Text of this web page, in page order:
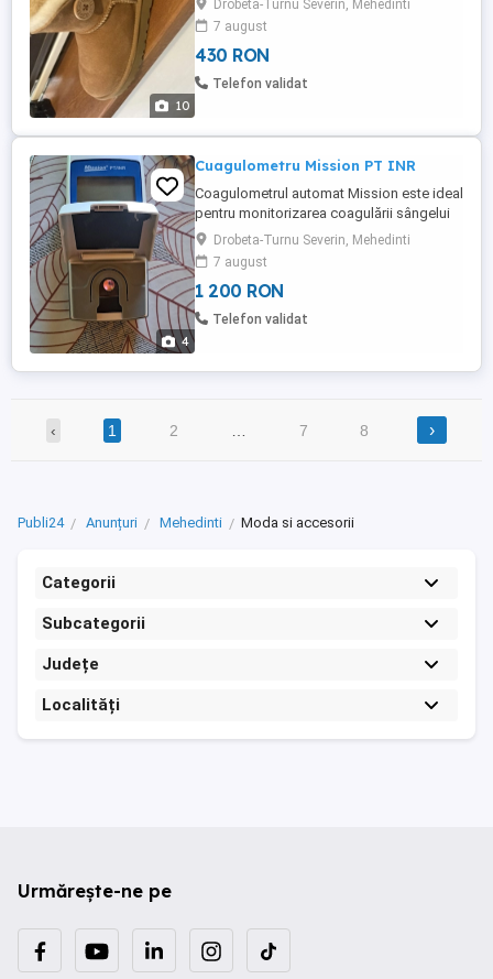
10
Drobeta-Turnu Severin, Mehedinti
7 august
430 RON
Telefon validat
4
Cuagulometru Mission PT INR
Coagulometrul automat Mission este ideal
pentru monitorizarea coagulării sângelui
și a nivelului PT INR. Un dispozitiv precis
și eficient pentru a asigura un control
adecvat al tratamentului. În stare nouă,
acesta este o soluție excelentă pentru
monitorizarea valorilor de coagulare.
Drobeta-Turnu Severin, Mehedinti
7 august
1 200 RON
Telefon validat
‹ 1 2 7 8 ›
Publi24 Anunțuri Mehedinti Moda si accesorii
Categorii
Subcategorii
Județe
Localități
Urmărește-ne pe